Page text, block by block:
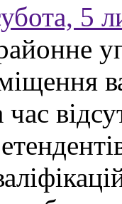
5
час